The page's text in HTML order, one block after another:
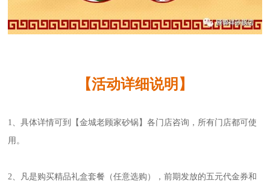
【活动详细说明】
1、具体详情可到【金城老顾家砂锅】各门店咨询，所有门店都可使
用。
2、凡是购买精品礼盒套餐（任意选购），前期发放的五元代金券和